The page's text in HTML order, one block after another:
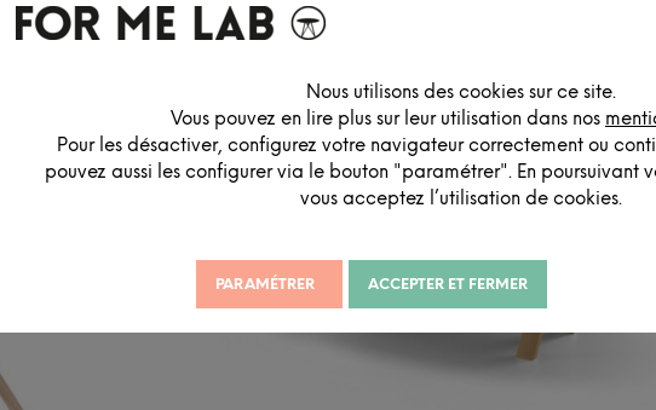
Nous utilisons des cookies sur ce site.
Vous pouvez en lire plus sur leur utilisation dans nos
Pour les désactiver, configurez votre navigateur correctement ou
pouvez aussi les configurer via le bouton "paramétrer". En poursuivant
vous acceptez l’utilisation de cookies.
PARAMÉTRER ACCEPTER ET FERMER
ASSISES LUMINAIRES SIGNALÉTIQUE